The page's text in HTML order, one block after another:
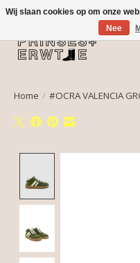
Home / #OCRA VALENCIA
Wij slaan cookies op om onze
Nee